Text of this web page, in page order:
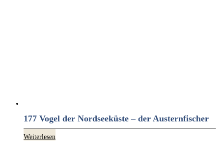
177 Vogel der Nordseeküste – der Austernfischer
Weiterlesen